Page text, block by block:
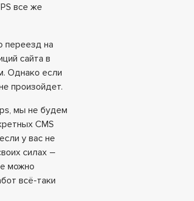
все же
переезд на
сайта в
Однако если
произойдет.
мы не будем
CMS
у вас не
силах –
можно
всё-таки